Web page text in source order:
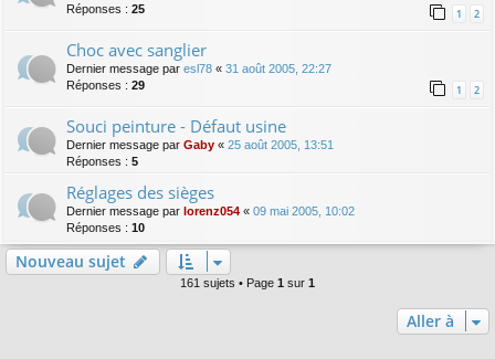
Réponses : 25 1 2
Choc avec sanglier
Dernier message par esl78 « 31 août 2005, 22:27
Réponses : 29 1 2
Souci peinture - Défaut usine
Dernier message par Gaby « 25 août 2005, 13:51
Réponses : 5
Réglages des sièges
Dernier message par lorenz054 « 09 mai 2005, 10:02
Réponses : 10
Nouveau sujet
161 sujets • Page 1 sur 1
Aller à